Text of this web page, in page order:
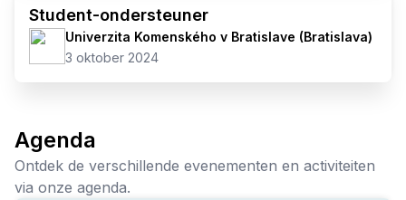
Student-ondersteuner
Univerzita Komenského v Bratislave (Bratislava)
3 oktober 2024
Agenda
Ontdek de verschillende evenementen en activiteiten
via onze agenda.